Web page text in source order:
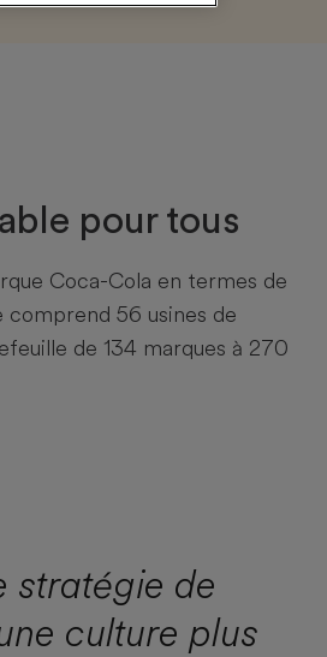
pour tous
Coca-Cola en termes de
56 usines de
de 134 marques à 270
stratégie de
culture plus